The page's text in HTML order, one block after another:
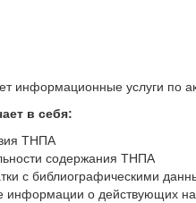
информационные услуги по
в себя:
ТНПА
содержания ТНПА
с библиографическими
информации о действующих